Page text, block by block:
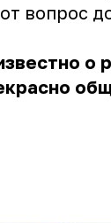
вопрос
о